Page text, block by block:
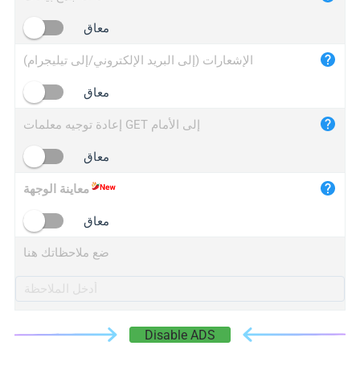
iplogger.cn
معاق
الإشعارات (إلى البريد الإلكتروني/إلى تيليجرام)
معاق
إعادة توجيه معلمات GET إلى الأمام
معاق
معاينة الوجهة
معاق
ضع ملاحظاتك هنا
Disable ADS